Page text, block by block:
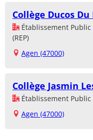
Collège Ducos
Établissement
(REP)
Agen (47000)
Collège Jasmin
Établissement Public
Agen (47000)